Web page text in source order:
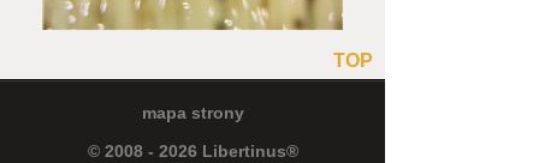
TOP
mapa strony
© 2008 - 2026 Libertinus®